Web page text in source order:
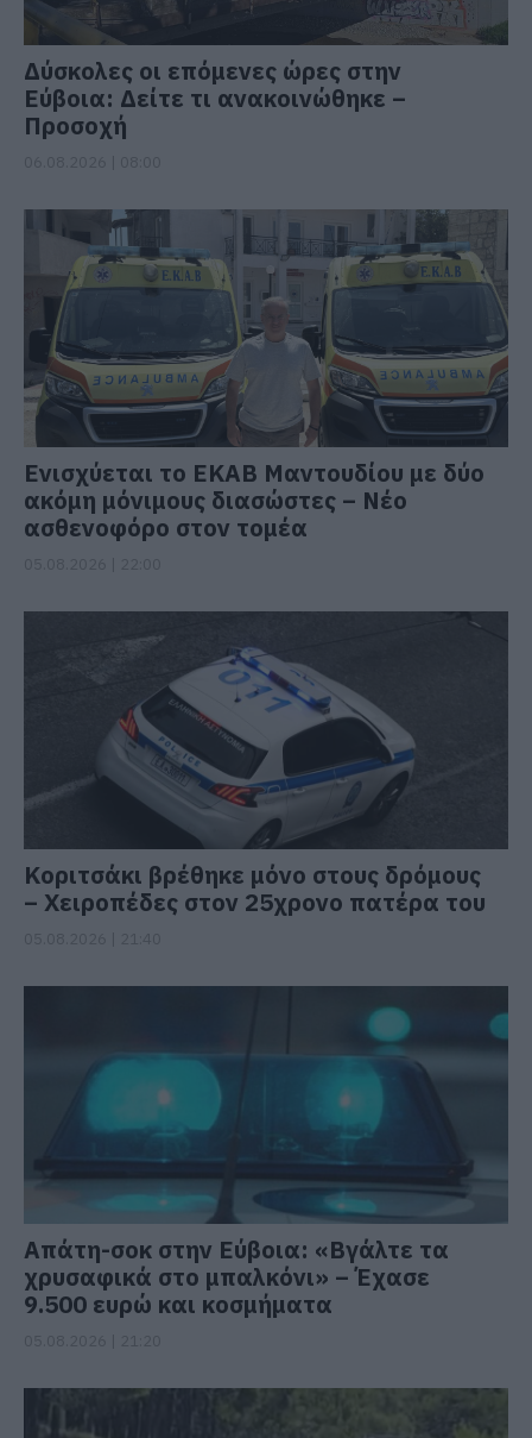
Δύσκολες οι επόμενες ώρες στην
Εύβοια: Δείτε τι ανακοινώθηκε –
Προσοχή
Ενισχύεται το ΕΚΑΒ Μαντουδίου με δύο
ακόμη μόνιμους διασώστες – Νέο
ασθενοφόρο στον τομέα
Κοριτσάκι βρέθηκε μόνο στους δρόμους
– Χειροπέδες στον 25χρονο πατέρα του
Απάτη-σοκ στην Εύβοια: «Βγάλτε τα
χρυσαφικά στο μπαλκόνι» – Έχασε
9.500 ευρώ και κοσμήματα